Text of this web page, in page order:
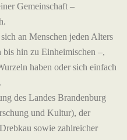
Gemeinschaft –
an Menschen jeden Alters
bis hin zu Einheimischen –,
haben oder sich einfach
des Landes Brandenburg
und Kultur), der
sowie zahlreicher